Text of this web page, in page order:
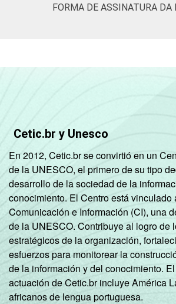
FORMA DE ASSINATURA DA
Cetic.br y Unesco
En 2012, Cetic.br se convirtió en un
de la UNESCO, el primero de su tipo
desarrollo de la sociedad de la
conocimiento. El Centro está vinculado
Comunicación e Información (CI), una
de la UNESCO. Contribuye al logro de
estratégicos de la organización,
esfuerzos para monitorear la
de la información y del conocimiento.
actuación de Cetic.br incluye América
africanos de lengua portuguesa.